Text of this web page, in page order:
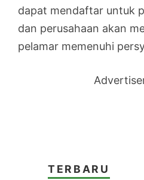
dapat mendaftar untuk
dan perusahaan akan
pelamar memenuhi
TERBARU